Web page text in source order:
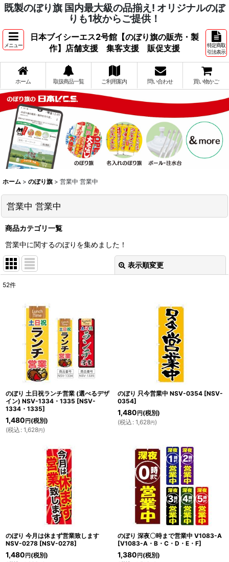
既製のぼり旗 国内最大級の品揃え! オリジナルのぼ
りも1枚からご提供！
メニュー
日本ブイシーエス2号館【のぼり旗の販売・製
作】店舗支援 集客支援 販促支援
特定商取
引法表示
ホーム 取扱商品一覧 ご利用案内 問い合わせ 買い物かご
ホーム > のぼり旗 > 営業中 営業中
営業中 営業中
商品カテゴリ一覧
営業中に関するのぼりを集めました！
表示順変更
並び順:
52件
のぼり 土日祝ランチ営業 (選べるデザ
イン) NSV-1334・1335 [NSV-
1334・1335]
1,480 円 (税別)
(税込 : 1,628円)
のぼり 只今営業中 NSV-0354 [NSV-
0354]
1,480 円 (税別)
(税込 : 1,628円)
のぼり 今月は休まず営業致します
NSV-0278 [NSV-0278]
1,480 円 (税別)
のぼり 深夜〇時まで営業中 V1083-A
[V1083-A・B・C・D・E・F]
1,380 円 (税別)